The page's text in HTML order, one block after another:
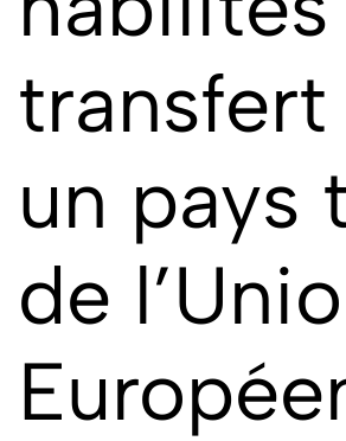
transfert
un pays
de